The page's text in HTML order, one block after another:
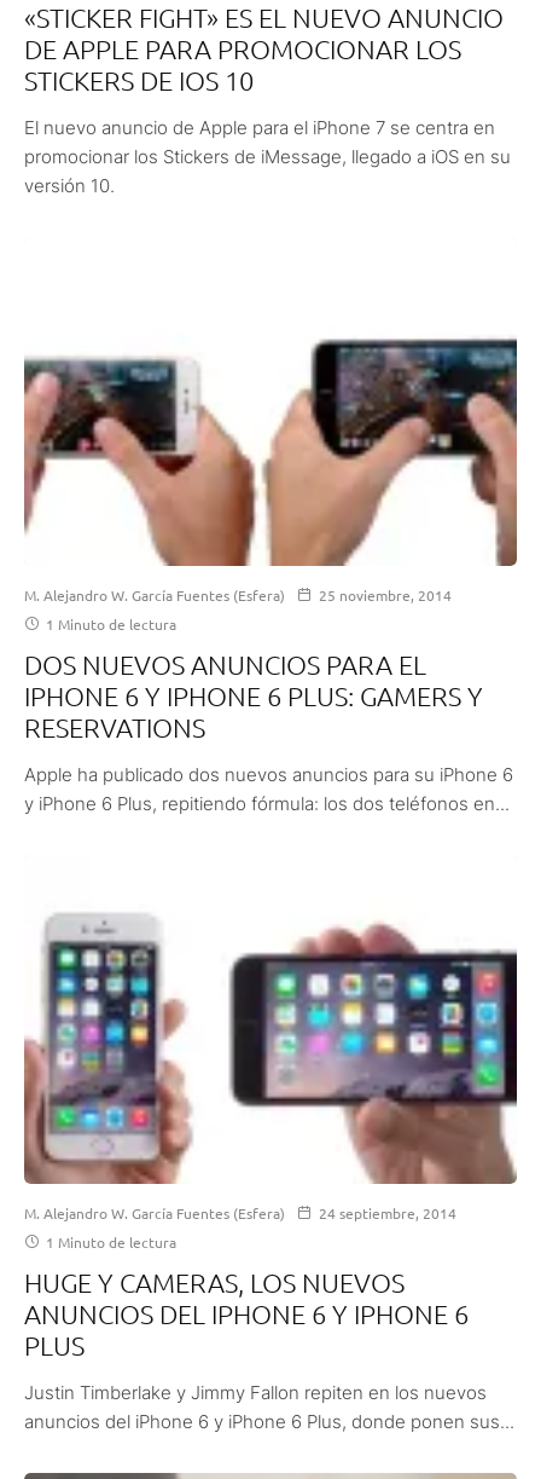
«STICKER FIGHT» ES EL NUEVO ANUNCIO
DE APPLE PARA PROMOCIONAR LOS
STICKERS DE IOS 10
El nuevo anuncio de Apple para el iPhone 7 se centra en
promocionar los Stickers de iMessage, llegado a iOS en su
versión 10.
M. Alejandro W. García Fuentes (Esfera)
25 noviembre, 2014
1 Minuto de lectura
DOS NUEVOS ANUNCIOS PARA EL
IPHONE 6 Y IPHONE 6 PLUS: GAMERS Y
RESERVATIONS
Apple ha publicado dos nuevos anuncios para su iPhone 6
y iPhone 6 Plus, repitiendo fórmula: los dos teléfonos en...
M. Alejandro W. García Fuentes (Esfera)
24 septiembre, 2014
1 Minuto de lectura
HUGE Y CAMERAS, LOS NUEVOS
ANUNCIOS DEL IPHONE 6 Y IPHONE 6
PLUS
Justin Timberlake y Jimmy Fallon repiten en los nuevos
anuncios del iPhone 6 y iPhone 6 Plus, donde ponen sus...